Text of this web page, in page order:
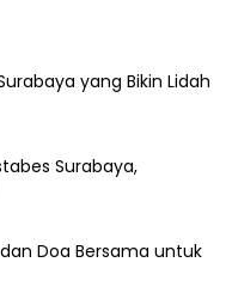
yang Bikin Lidah
Surabaya,
Doa Bersama untuk